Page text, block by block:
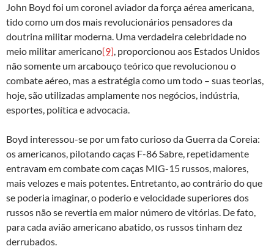
John Boyd foi um coronel aviador da força aérea americana,
tido como um dos mais revolucionários pensadores da
doutrina militar moderna. Uma verdadeira celebridade no
meio militar americano[9], proporcionou aos Estados Unidos
não somente um arcabouço teórico que revolucionou o
combate aéreo, mas a estratégia como um todo – suas teorias,
hoje, são utilizadas amplamente nos negócios, indústria,
esportes, política e advocacia.
Boyd interessou-se por um fato curioso da Guerra da Coreia:
os americanos, pilotando caças F-86 Sabre, repetidamente
entravam em combate com caças MIG-15 russos, maiores,
mais velozes e mais potentes. Entretanto, ao contrário do que
se poderia imaginar, o poderio e velocidade superiores dos
russos não se revertia em maior número de vitórias. De fato,
para cada avião americano abatido, os russos tinham dez
derrubados.